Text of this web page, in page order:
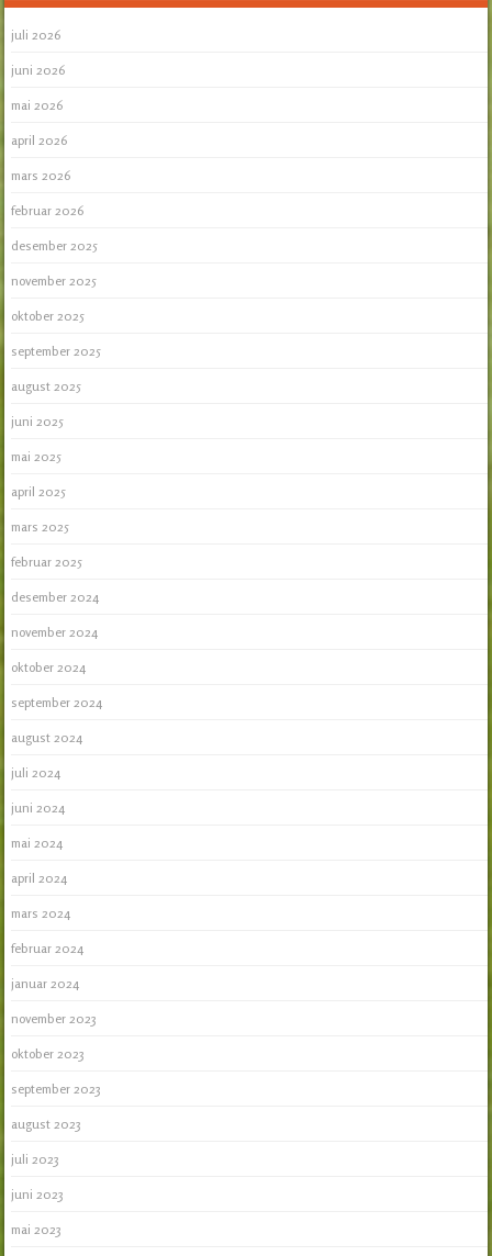
juli 2026
juni 2026
mai 2026
april 2026
mars 2026
februar 2026
desember 2025
november 2025
oktober 2025
september 2025
august 2025
juni 2025
mai 2025
april 2025
mars 2025
februar 2025
desember 2024
november 2024
oktober 2024
september 2024
august 2024
juli 2024
juni 2024
mai 2024
april 2024
mars 2024
februar 2024
januar 2024
november 2023
oktober 2023
september 2023
august 2023
juli 2023
juni 2023
mai 2023